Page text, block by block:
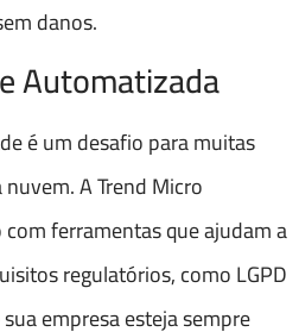
danos.
Automatizada
é um desafio para muitas
A Trend Micro
ferramentas que ajudam a
regulatórios, como LGPD
empresa esteja sempre